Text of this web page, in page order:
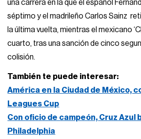
una carrera en la que el español
séptimo y el madrileño Carlos Sainz
la última vuelta, mientras el mexicano
cuarto, tras una sanción de cinco
colisión.
También te puede interesar:
América en la Ciudad de México,
Leagues Cup
Con oficio de campeón, Cruz Azul
Philadelphia